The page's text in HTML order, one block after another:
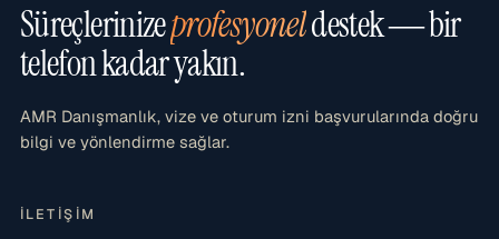
Süreçlerinizeprofesyoneldestek — bir
telefon kadar yakın.
AMR Danışmanlık, vize ve oturum izni başvurularında doğru
bilgi ve yönlendirme sağlar.
İLETIŞIM